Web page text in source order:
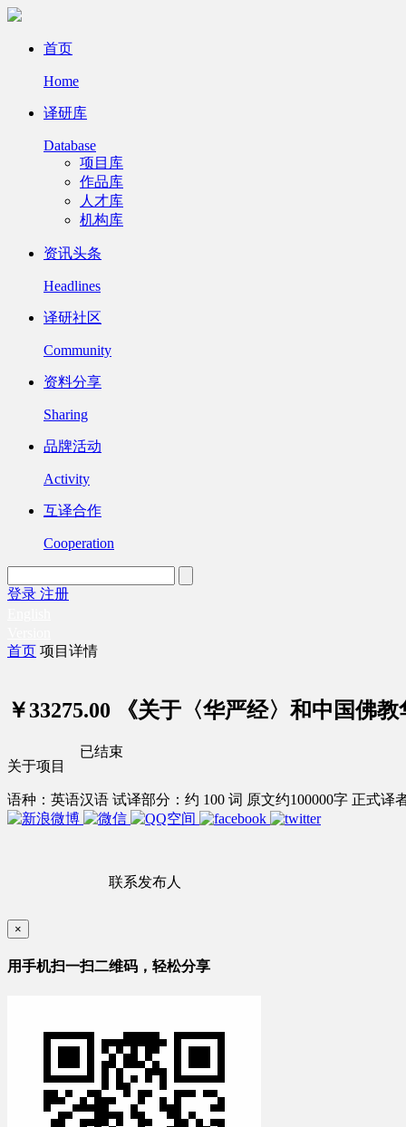
首页
Home
译研库
Database
项目库
作品库
人才库
机构库
资讯头条
Headlines
译研社区
Community
资料分享
Sharing
品牌活动
Activity
互译合作
Cooperation
登录 注册
首页 项目详情
￥33275.00 《关于〈华严经〉和中国佛
关于项目
语种：英语汉语 试译部分：约 100 词 原文约100000字 正式译
联系发布人
已结束
×
用手机扫一扫二维码，轻松分享